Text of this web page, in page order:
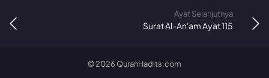
Ayat Selanjutnya
Surat Al-An'am Ayat 115
©2026 QuranHadits.com